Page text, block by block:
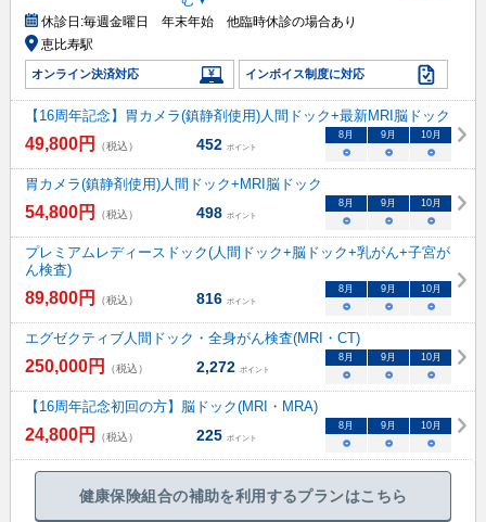
休診日:毎週金曜日 年末年始 他臨時休診の場合あり
恵比寿駅
オンライン決済対応 インボイス制度に対応
【16周年記念】胃カメラ(鎮静剤使用)人間ドック+最新MRI脳ドック
49,800円 （税込） 452 ポイント
8 月 9 月 10月
○ ○ ○
胃カメラ(鎮静剤使用)人間ドック+MRI脳ドック
54,800円 （税込） 498 ポイント
8 月 9 月 10月
○ ○ ○
プレミアムレディースドック(人間ドック+脳ドック+乳がん+子宮が
ん検査)
89,800円 （税込） 816 ポイント
8 月 9 月 10月
○ ○ ○
エグゼクティブ人間ドック・全身がん検査(MRI・CT)
250,000円 （税込） 2,272 ポイント
8 月 9 月 10月
○ ○ ○
【16周年記念初回の方】脳ドック(MRI・MRA)
24,800円 （税込） 225 ポイント
8 月 9 月 10月
○ ○ ○
健康保険組合の補助を利用するプランはこちら